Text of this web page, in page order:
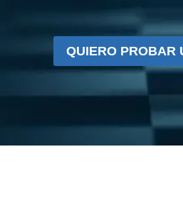
QUIERO PROBAR